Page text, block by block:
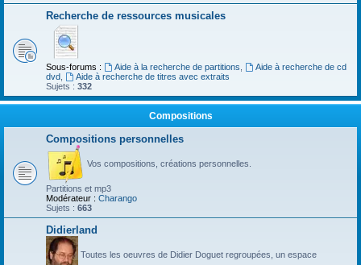
Recherche de ressources musicales
Sous-forums : Aide à la recherche de partitions
Aide à recherche de cd
dvd
Aide à recherche de titres avec extraits
Sujets : 332
Compositions
Compositions personnelles
Vos compositions, créations personnelles.
Partitions et mp3
Modérateur : Charango
Sujets : 663
Didierland
Toutes les oeuvres de Didier Doguet regroupées, un espace